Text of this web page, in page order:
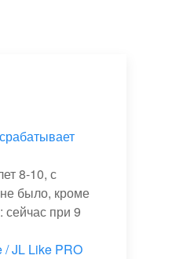
8-10, с
было, кроме
сейчас при 9
/ JL Like PRO